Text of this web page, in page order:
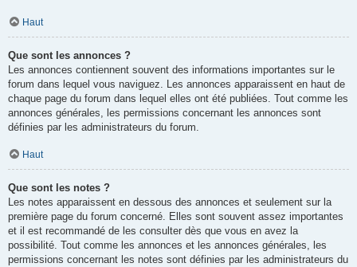
Haut
Que sont les annonces ?
Les annonces contiennent souvent des informations importantes sur le
forum dans lequel vous naviguez. Les annonces apparaissent en haut de
chaque page du forum dans lequel elles ont été publiées. Tout comme les
annonces générales, les permissions concernant les annonces sont
définies par les administrateurs du forum.
Haut
Que sont les notes ?
Les notes apparaissent en dessous des annonces et seulement sur la
première page du forum concerné. Elles sont souvent assez importantes
et il est recommandé de les consulter dès que vous en avez la
possibilité. Tout comme les annonces et les annonces générales, les
permissions concernant les notes sont définies par les administrateurs du